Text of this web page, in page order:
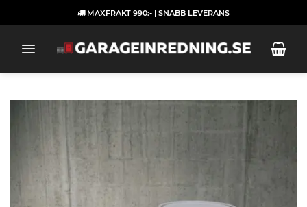
to
MAXFRAKT 990:- | SNABB LEVERANS